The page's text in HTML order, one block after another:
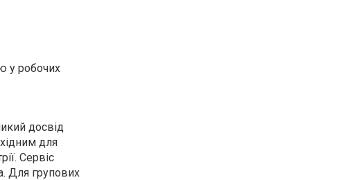
у робочих
досвід
для
Сервіс
Для групових